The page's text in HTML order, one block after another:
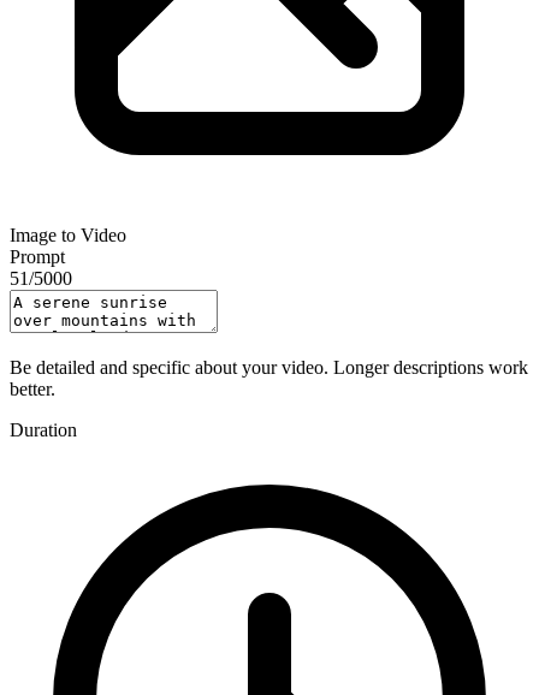
Image to Video
Prompt
51/5000
Be detailed and specific about your video. Longer descriptions work
better.
Duration